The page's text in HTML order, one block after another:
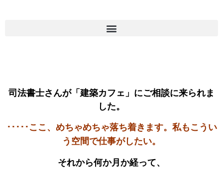
司法書士さんが「建築カフェ」にご相談に来られま
した。
･････ここ、めちゃめちゃ落ち着きます。私もこうい
う空間で仕事がしたい。
それから何か月か経って、